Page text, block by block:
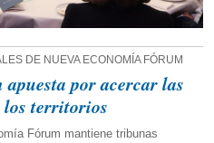
DE NUEVA ECONOMÍA FÓRUM
por acercar las
los territorios
Fórum mantiene tribunas